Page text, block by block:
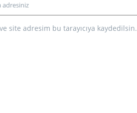
site adresim bu tarayıcıya kaydedilsin.